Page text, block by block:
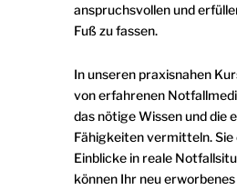
anspruchsvollen und
Fuß zu fassen.
In unseren praxisnahen
von erfahrenen
das nötige Wissen und die
Fähigkeiten vermitteln. Sie
Einblicke in reale
können Ihr neu